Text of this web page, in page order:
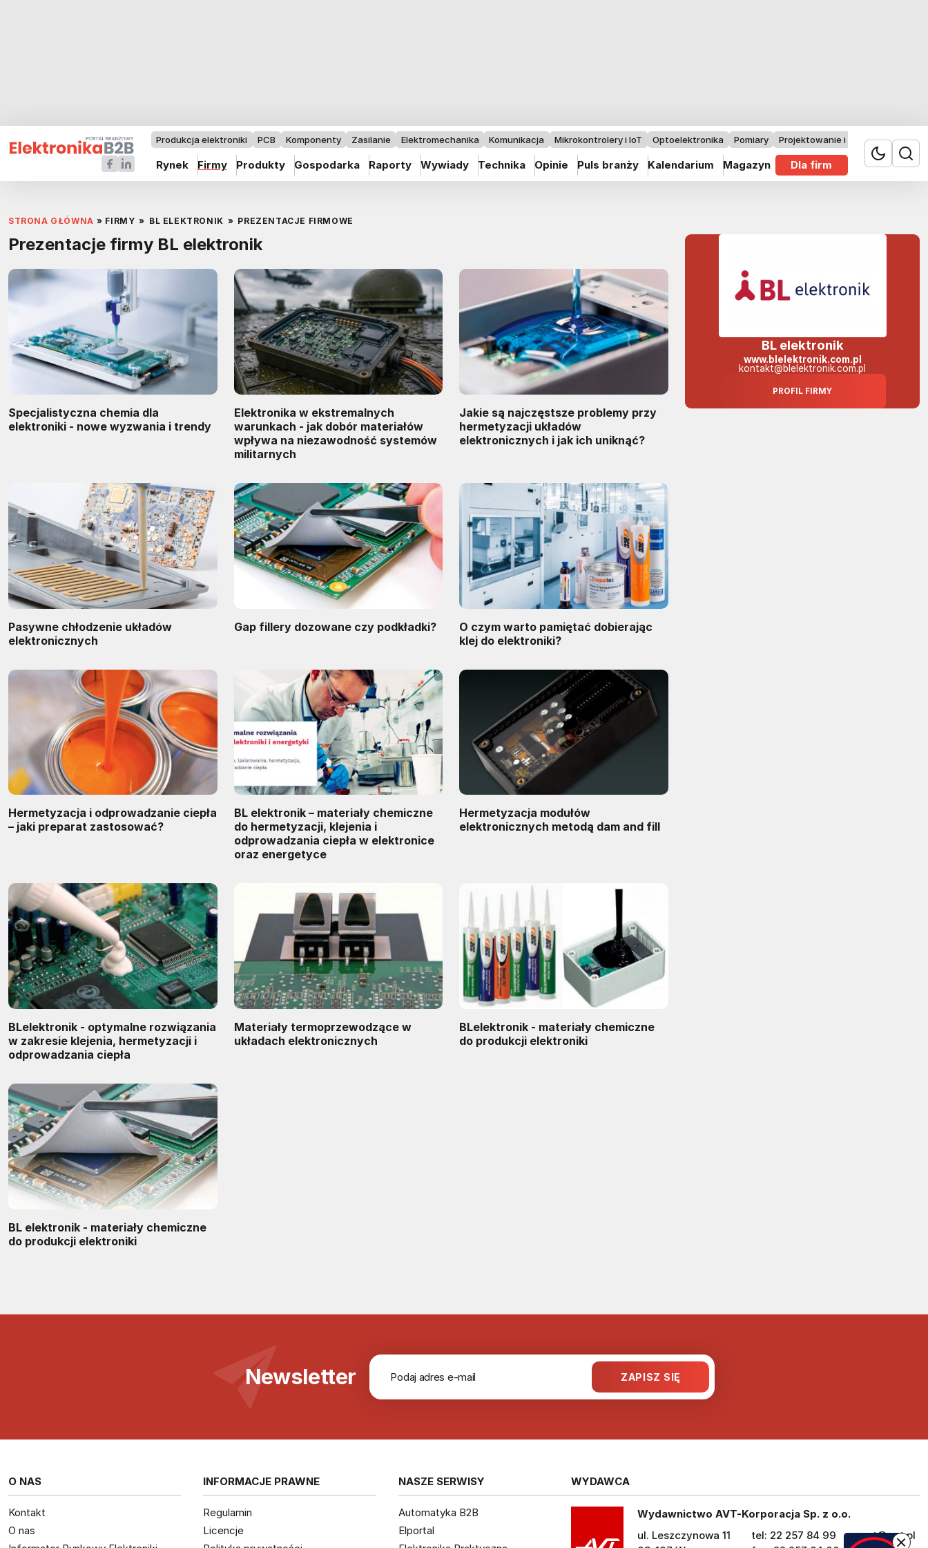
Produkcja elektroniki PCB Komponenty Zasilanie Elektromechanika Komunikacja Mikrokontrolery i IoT Optoelektronika Pomiary Projektowanie i badania
Rynek Firmy Produkty Gospodarka Raporty Wywiady Technika Opinie Puls branży Kalendarium Magazyn Dla firm
STRONA GŁÓWNA » FIRMY » BL ELEKTRONIK » PREZENTACJE FIRMOWE
BL elektronik
www.blelektronik.com.pl
kontakt@blelektronik.com.pl
PROFIL FIRMY
Prezentacje firmy BL elektronik
Specjalistyczna chemia dla
elektroniki - nowe wyzwania i trendy
Elektronika w ekstremalnych
warunkach - jak dobór materiałów
wpływa na niezawodność systemów
militarnych
Jakie są najczęstsze problemy przy
hermetyzacji układów
elektronicznych i jak ich uniknąć?
Pasywne chłodzenie układów
elektronicznych
Gap fillery dozowane czy podkładki?
O czym warto pamiętać dobierając
klej do elektroniki?
Hermetyzacja i odprowadzanie ciepła
– jaki preparat zastosować?
BL elektronik – materiały chemiczne
do hermetyzacji, klejenia i
odprowadzania ciepła w elektronice
oraz energetyce
Hermetyzacja modułów
elektronicznych metodą dam and fill
BLelektronik - optymalne rozwiązania
w zakresie klejenia, hermetyzacji i
odprowadzania ciepła
Materiały termoprzewodzące w
układach elektronicznych
BLelektronik - materiały chemiczne
do produkcji elektroniki
BL elektronik - materiały chemiczne
do produkcji elektroniki
Newsletter
O NAS
Kontakt
O nas
INFORMACJE PRAWNE
Regulamin
Licencje
NASZE SERWISY
Automatyka B2B
Elportal
WYDAWCA
Wydawnictwo AVT-Korporacja Sp. z o.o.
ul. Leszczynowa 11
tel: 22 257 84 99
avt@avt.pl